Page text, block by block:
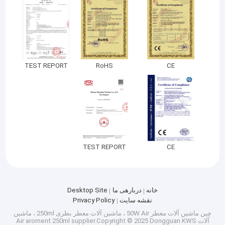
سطل بهداشتی اتوماتیک
CE
RoHS
TEST REPORT
CE
TEST REPORT
خانه دربارهی ما
Desktop Site
نقشه سایت
Privacy Policy
چین ماشین آلات معطر 50W Air ، ماشین آلات معطر بطری 250ml ، ماشین
آلات Air aroment 250ml supplier.Copyright © 2025 Dongguan KWS